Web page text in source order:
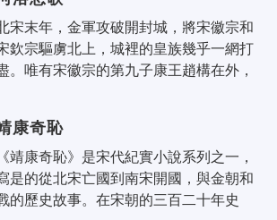
..
宋末年，金軍攻破開封城，將宋徽宗和
欽宗驅虜北上，城裡的皇族幾乎一網打
。唯有宋徽宗的第九子康王趙構在外，
康奇恥
《靖康奇恥》是宋代紀實小說系列之一，
是的從北宋亡國到南宋開國，與金朝和
的歷史故事。在宋朝的三百二十年史